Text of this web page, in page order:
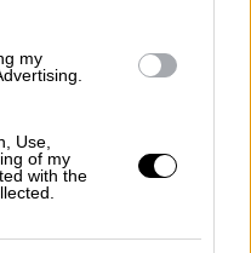
my
Use,
of my
with theπου να με
ενισχύσεις - Ο